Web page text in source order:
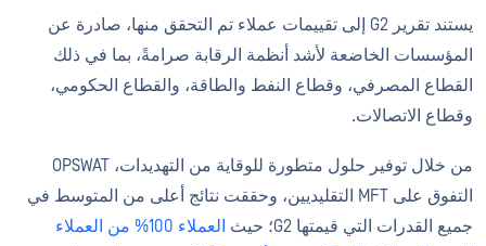
يستند تقرير G2 إلى تقييمات عملاء تم التحقق منها، صادرة عن
المؤسسات الخاضعة لأشد أنظمة الرقابة صرامةً، بما في ذلك
القطاع المصرفي، وقطاع النفط والطاقة، والقطاع الحكومي،
وقطاع الاتصالات.
من خلال توفير حلول متطورة للوقاية من التهديدات، OPSWAT
التفوق على MFT التقليديين، وحققت نتائج أعلى من المتوسط في
جميع القدرات التي قيمتها G2؛ حيث
العملاء 100% من العملاء